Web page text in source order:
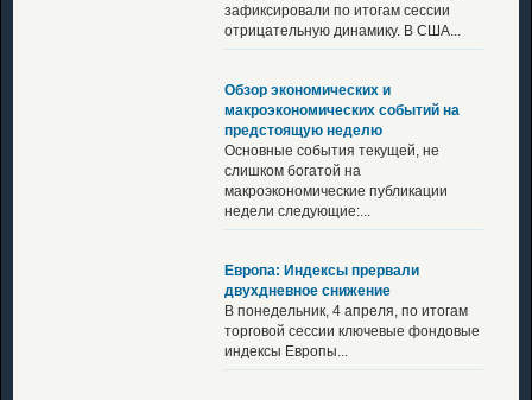
зафиксировали по итогам сессии
отрицательную динамику. В США...
Обзор экономических и
макроэкономических событий на
предстоящую неделю
Основные события текущей, не
слишком богатой на
макроэкономические публикации
недели следующие:...
Европа: Индексы прервали
двухдневное снижение
В понедельник, 4 апреля, по итогам
торговой сессии ключевые фондовые
индексы Европы...